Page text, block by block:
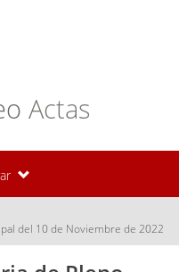
Actas
del 10 de Noviembre de 2022